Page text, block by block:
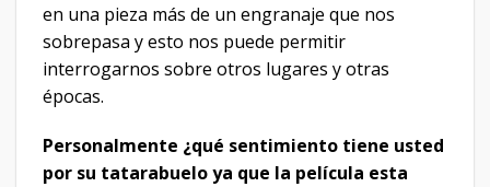
en una pieza más de un engranaje que nos
sobrepasa y esto nos puede permitir
interrogarnos sobre otros lugares y otras
épocas.
Personalmente ¿qué sentimiento tiene usted
por su tatarabuelo ya que la película esta